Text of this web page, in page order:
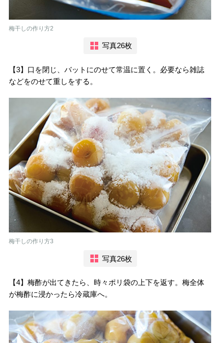
梅干しの作り方2
写真26枚
【3】口を閉じ、バットにのせて常温に置く。必要なら雑誌
などをのせて重しをする。
梅干しの作り方3
写真26枚
【4】梅酢が出てきたら、時々ポリ袋の上下を返す。梅全体
が梅酢に浸かったら冷蔵庫へ。